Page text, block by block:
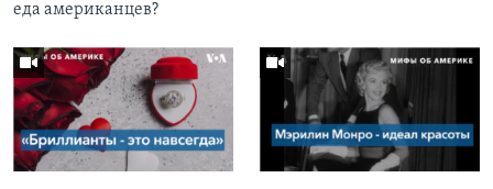
еда американцев?